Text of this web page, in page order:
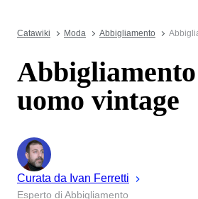
Catawiki Moda Abbigliamento
uomo vintage
Curata da Ivan Ferretti
Esperto di Abbigliamento